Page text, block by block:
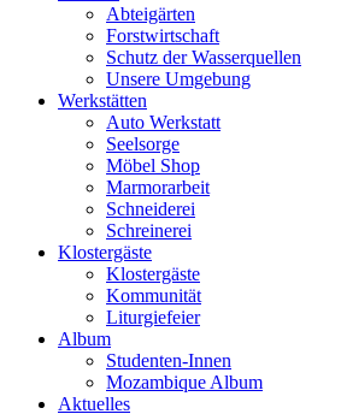
Abteigärten
Forstwirtschaft
Schutz der Wasserquellen
Unsere Umgebung
Werkstätten
Auto Werkstatt
Seelsorge
Möbel Shop
Marmorarbeit
Schneiderei
Schreinerei
Klostergäste
Klostergäste
Kommunität
Liturgiefeier
Album
Studenten-Innen
Mozambique Album
Aktuelles